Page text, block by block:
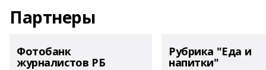
Партнеры
Фотобанк
журналистов РБ
Рубрика "Еда и
напитки"